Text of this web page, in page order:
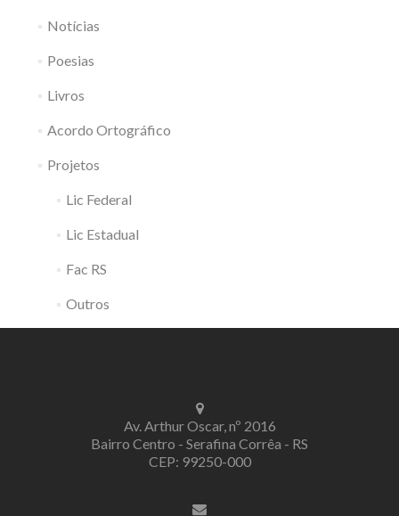
Notícias
Poesias
Livros
Acordo Ortográfico
Projetos
Lic Federal
Lic Estadual
Fac RS
Outros
Av. Arthur Oscar, nº 2016
Bairro Centro - Serafina Corrêa - RS
CEP: 99250-000